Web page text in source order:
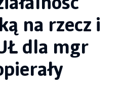
na rzecz i
dla mgr